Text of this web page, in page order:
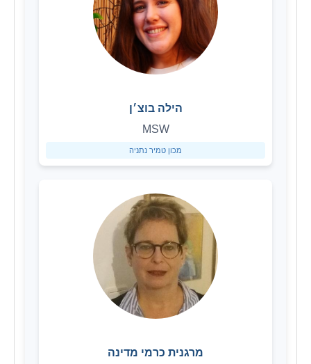
הילה בוצ׳ן
MSW
מכון טמיר נתניה
מרגנית כרמי מדינה